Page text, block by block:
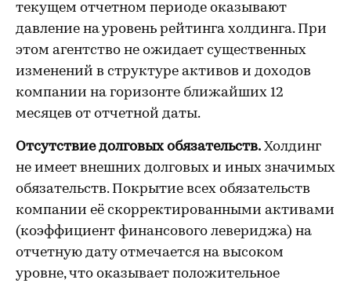
текущем отчетном периоде оказывают
давление на уровень рейтинга холдинга. При
этом агентство не ожидает существенных
изменений в структуре активов и доходов
компании на горизонте ближайших 12
месяцев от отчетной даты.
Отсутствие долговых обязательств. Холдинг
не имеет внешних долговых и иных значимых
обязательств. Покрытие всех обязательств
компании её скорректированными активами
(коэффициент финансового левериджа) на
отчетную дату отмечается на высоком
уровне, что оказывает положительное